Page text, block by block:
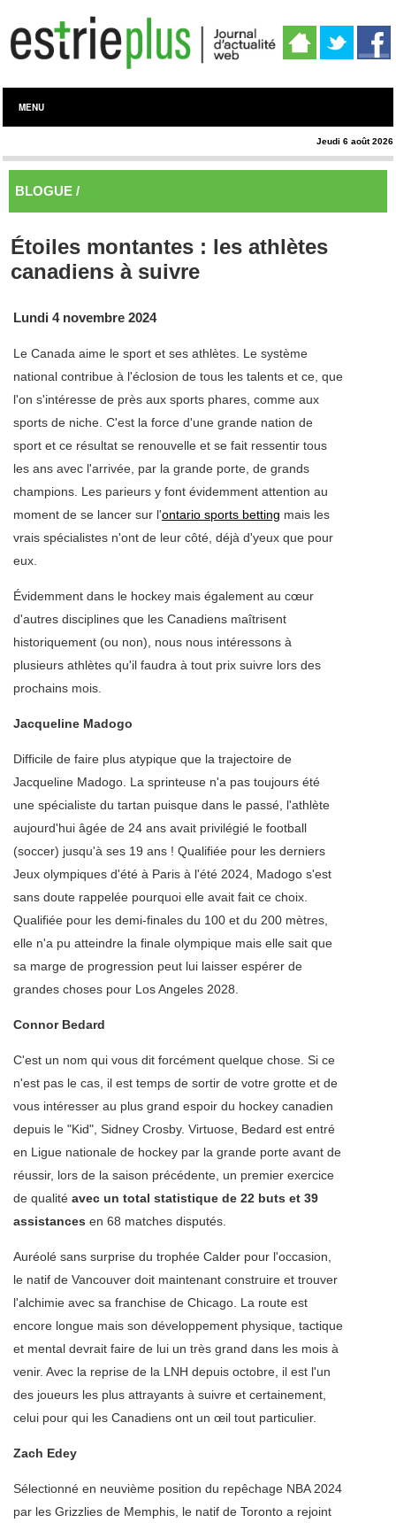
MENU
Jeudi 6 août 2026
BLOGUE /
Étoiles montantes : les athlètes
canadiens à suivre
Lundi 4 novembre 2024
Le Canada aime le sport et ses athlètes. Le système
national contribue à l'éclosion de tous les talents et ce, que
l'on s'intéresse de près aux sports phares, comme aux
sports de niche. C'est la force d'une grande nation de
sport et ce résultat se renouvelle et se fait ressentir tous
les ans avec l'arrivée, par la grande porte, de grands
champions. Les parieurs y font évidemment attention au
moment de se lancer sur l'ontario sports betting mais les
vrais spécialistes n'ont de leur côté, déjà d'yeux que pour
eux.
Évidemment dans le hockey mais également au cœur
d'autres disciplines que les Canadiens maîtrisent
historiquement (ou non), nous nous intéressons à
plusieurs athlètes qu'il faudra à tout prix suivre lors des
prochains mois.
Jacqueline Madogo
Difficile de faire plus atypique que la trajectoire de
Jacqueline Madogo. La sprinteuse n'a pas toujours été
une spécialiste du tartan puisque dans le passé, l'athlète
aujourd'hui âgée de 24 ans avait privilégié le football
(soccer) jusqu'à ses 19 ans ! Qualifiée pour les derniers
Jeux olympiques d'été à Paris à l'été 2024, Madogo s'est
sans doute rappelée pourquoi elle avait fait ce choix.
Qualifiée pour les demi-finales du 100 et du 200 mètres,
elle n'a pu atteindre la finale olympique mais elle sait que
sa marge de progression peut lui laisser espérer de
grandes choses pour Los Angeles 2028.
Connor Bedard
C'est un nom qui vous dit forcément quelque chose. Si ce
n'est pas le cas, il est temps de sortir de votre grotte et de
vous intéresser au plus grand espoir du hockey canadien
depuis le "Kid", Sidney Crosby. Virtuose, Bedard est entré
en Ligue nationale de hockey par la grande porte avant de
réussir, lors de la saison précédente, un premier exercice
de qualité avec un total statistique de 22 buts et 39
assistances en 68 matches disputés.
Auréolé sans surprise du trophée Calder pour l'occasion,
le natif de Vancouver doit maintenant construire et trouver
l'alchimie avec sa franchise de Chicago. La route est
encore longue mais son développement physique, tactique
et mental devrait faire de lui un très grand dans les mois à
venir. Avec la reprise de la LNH depuis octobre, il est l'un
des joueurs les plus attrayants à suivre et certainement,
celui pour qui les Canadiens ont un œil tout particulier.
Zach Edey
Sélectionné en neuvième position du repêchage NBA 2024
par les Grizzlies de Memphis, le natif de Toronto a rejoint